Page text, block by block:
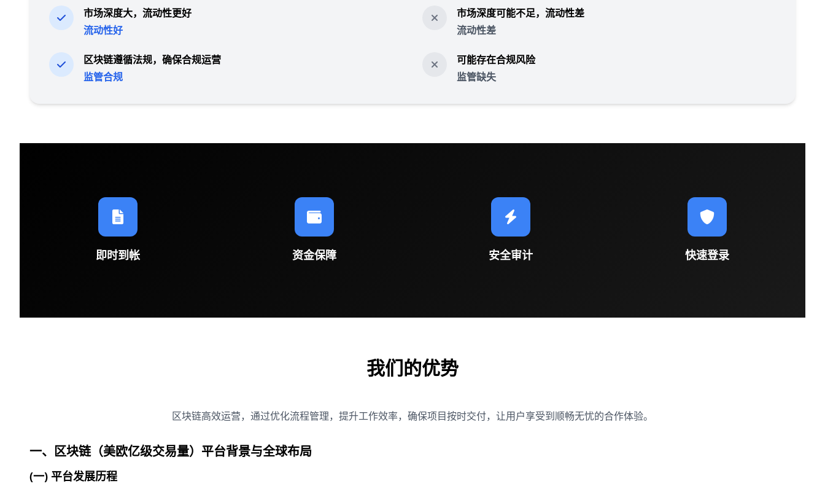
市场深度大，流动性更好
流动性好
区块链遵循法规，确保合规运营
监管合规
市场深度可能不足，流动性差
流动性差
可能存在合规风险
监管缺失
即时到帐 资金保障 安全审计 快速登录
我们的优势
区块链高效运营，通过优化流程管理，提升工作效率，确保项目按时交付，让用户享受到顺畅无忧的合作体验。
一、区块链（美欧亿级交易量）平台背景与全球布局
(一) 平台发展历程